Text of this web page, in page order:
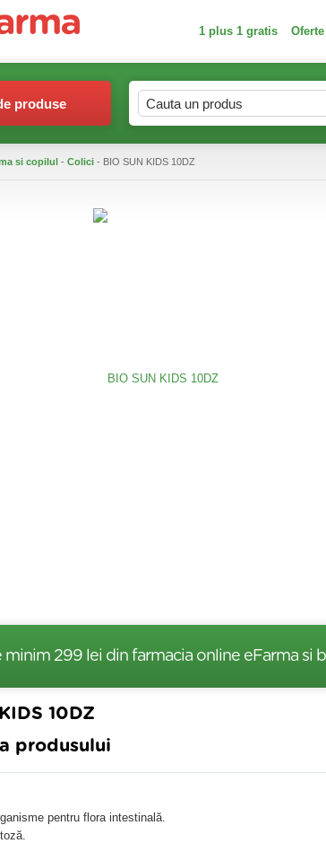
1 plus 1 gratis
produse
si copilul - Colici - BIO SUN KIDS 10DZ
minim 299 lei din farmacia online eFarma si
10DZ
produsului
pentru flora intestinală.